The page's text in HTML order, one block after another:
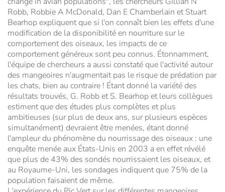
Robb, Robbie A McDonald, Dan E Chamberlain et Stuart
Bearhop expliquent que si l'on connaît bien les effets d'une
modification de la disponibilité en nourriture sur le
comportement des oiseaux, les impacts de ce
comportement généreux sont peu connus. Étonnamment,
l'équipe de chercheurs a aussi constaté que l'activité autour
des mangeoires n'augmentait pas le risque de prédation par
les chats, bien au contraire ! Étant donné la variété des
résultats trouvés, G. Robb et S. Bearhop et leurs collègues
estiment que des études plus complètes et plus
ambitieuses (sur plus de deux ans, sur plusieurs espèces
simultanément) devraient être menées, étant donné
l'ampleur du phénomène du nourrissage des oiseaux : une
enquête menée aux États-Unis en 2003 a en effet révélé
que plus de 43% des sondés nourrissaient les oiseaux, et
au Royaume-Uni, les sondages indiquent que 75% de la
population faisaient de même.